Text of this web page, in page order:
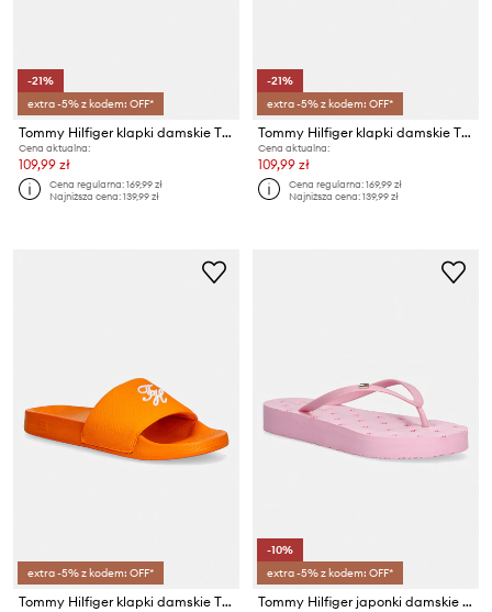
-21%
extra -5% z kodem: OFF*
Tommy Hilfiger klapki damskie TH SCRIPT POOL SLIDE
Cena aktualna:
109,99 zł
Cena regularna:169,99 zł
Najniższa cena:139,99 zł
-21%
extra -5% z kodem: OFF*
Tommy Hilfiger klapki damskie TH SCRIPT POOL SLIDE
Cena aktualna:
109,99 zł
Cena regularna:169,99 zł
Najniższa cena:139,99 zł
extra -5% z kodem: OFF*
Tommy Hilfiger klapki damskie TH SCRIPT POOL SLIDE
-10%
extra -5% z kodem: OFF*
Tommy Hilfiger japonki damskie TH CRITTER SANDAL